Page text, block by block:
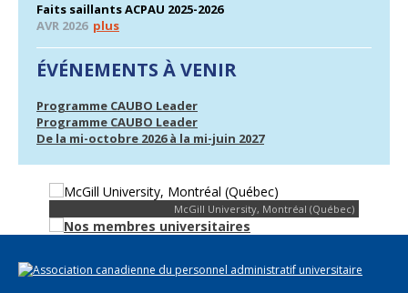
Faits saillants ACPAU 2025-2026
AVR 2026 plus
ÉVÉNEMENTS À VENIR
Programme CAUBO Leader
Programme CAUBO Leader
De la mi-octobre 2026 à la mi-juin 2027
McGill University, Montréal (Québec)